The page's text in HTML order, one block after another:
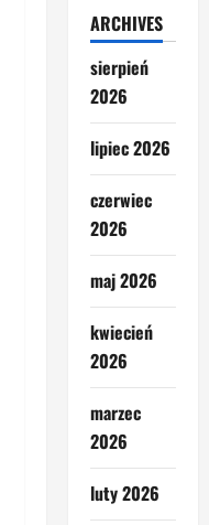
ARCHIVES
sierpień
2026
lipiec 2026
czerwiec
2026
maj 2026
kwiecień
2026
marzec
2026
luty 2026